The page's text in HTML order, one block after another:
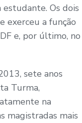
Os dois
exerceu a função
e, por último, no
sete anos
Turma,
na
magistradas mais